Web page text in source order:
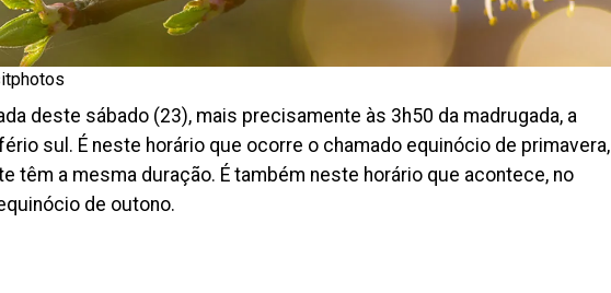
deste sábado (23), mais precisamente às 3h50 da madrugada, a
sul. É neste horário que ocorre o chamado equinócio de primavera,
têm a mesma duração. É também neste horário que acontece, no
de outono.